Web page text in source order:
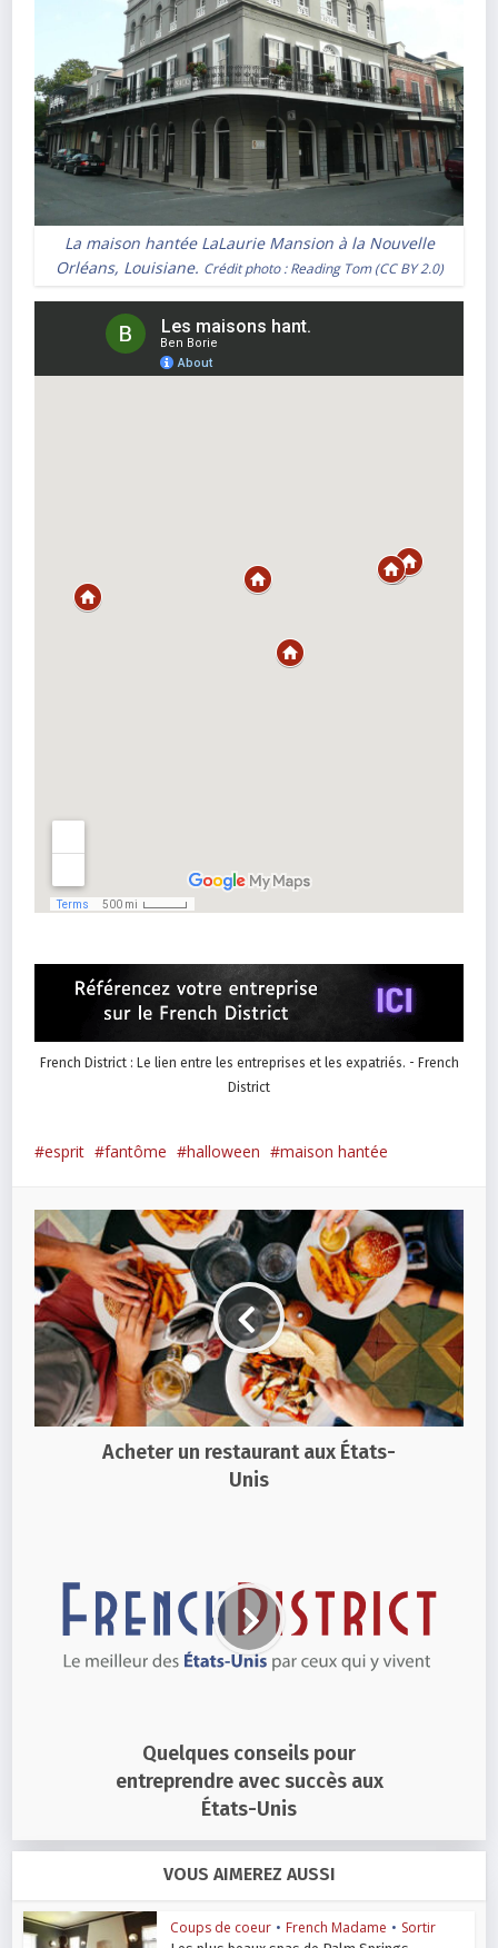
La maison hantée LaLaurie Mansion à la Nouvelle
Orléans, Louisiane. Crédit photo :Reading Tom(CC BY 2.0)
French District : Le lien entre les entreprises et les expatriés. - French
District
esprit fantôme halloween maison hantée
Acheter un restaurant aux États-
Unis
Quelques conseils pour
entreprendre avec succès aux
États-Unis
VOUS AIMEREZ AUSSI
Coups de coeur • French Madame • Sortir